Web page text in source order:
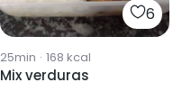
6
25min · 168 kcal
Mix verduras